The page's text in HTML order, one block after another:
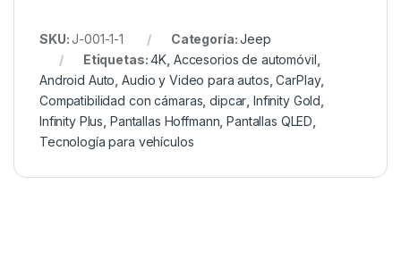
SKU:J-001-1-1 Categoría:Jeep
Etiquetas:4K Accesorios de automóvil
Android Auto ,Audio y Video para autos ,CarPlay,
Compatibilidad con cámaras ,dipcar ,Infinity Gold
Infinity Plus Pantallas Hoffmann ,Pantallas QLED
Tecnología para vehículos